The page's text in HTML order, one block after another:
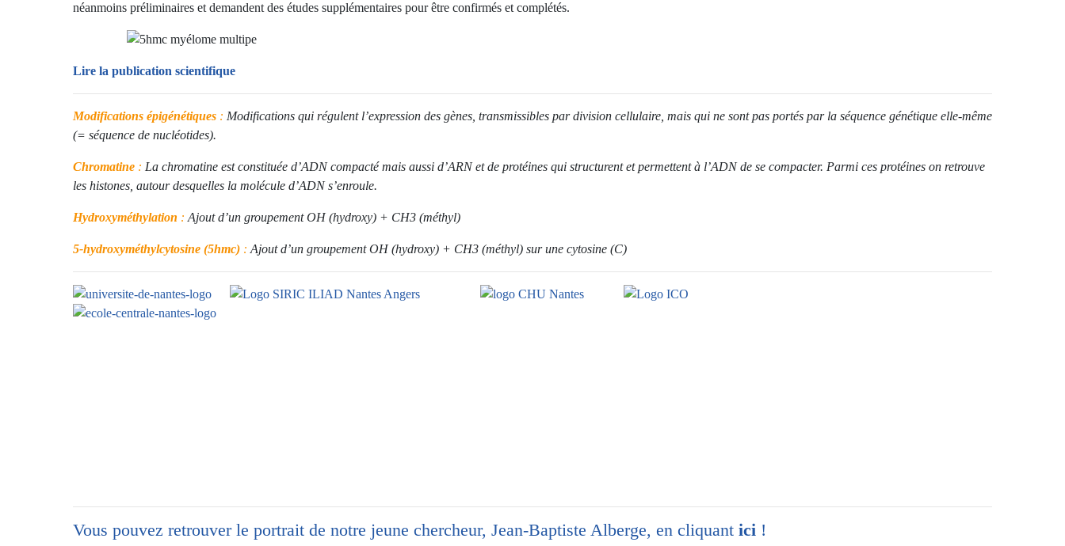
néanmoins préliminaires et demandent des études supplémentaires pour être confirmés et complétés.
Lire la publication scientifique
Modifications épigénétiques : Modifications qui régulent l’expression des gènes, transmissibles par division cellulaire, mais qui ne sont pas portés par la séquence génétique elle-même
(= séquence de nucléotides).
Chromatine : La chromatine est constituée d’ADN compacté mais aussi d’ARN et de protéines qui structurent et permettent à l’ADN de se compacter. Parmi ces protéines on retrouve
les histones, autour desquelles la molécule d’ADN s’enroule.
Hydroxyméthylation : Ajout d’un groupement OH (hydroxy) + CH3 (méthyl)
5-hydroxyméthylcytosine (5hmc) : Ajout d’un groupement OH (hydroxy) + CH3 (méthyl) sur une cytosine (C)
Vous pouvez retrouver le portrait de notre jeune chercheur, Jean-Baptiste Alberge, en cliquant ici !